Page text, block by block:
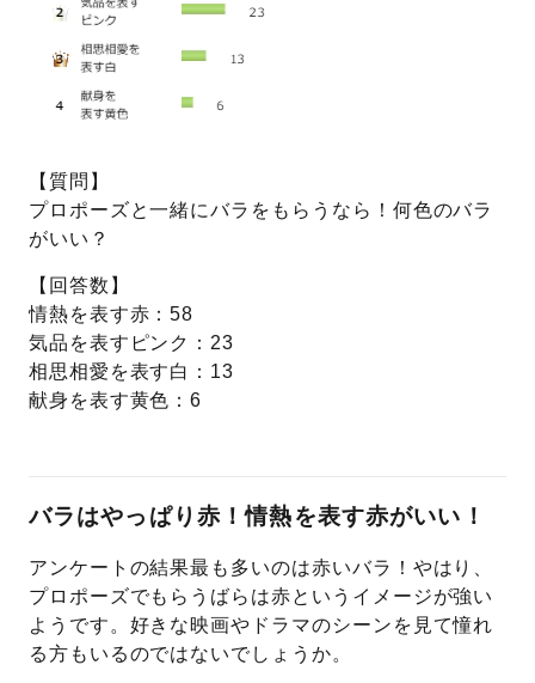
【質問】
プロポーズと一緒にバラをもらうなら！何色のバラ
がいい？
【回答数】
情熱を表す赤：58
気品を表すピンク：23
相思相愛を表す白：13
献身を表す黄色：6
バラはやっぱり赤！情熱を表す赤がいい！
アンケートの結果最も多いのは赤いバラ！やはり、
プロポーズでもらうばらは赤というイメージが強い
ようです。好きな映画やドラマのシーンを見て憧れ
る方もいるのではないでしょうか。